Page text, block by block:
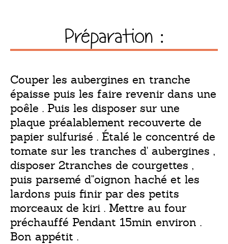
Préparation :
Couper les aubergines en tranche
épaisse puis les faire revenir dans une
poêle . Puis les disposer sur une
plaque préalablement recouverte de
papier sulfurisé . Étalé le concentré de
tomate sur les tranches d' aubergines ,
disposer 2tranches de courgettes ,
puis parsemé d''oignon haché et les
lardons puis finir par des petits
morceaux de kiri . Mettre au four
préchauffé Pendant 15min environ .
Bon appétit .